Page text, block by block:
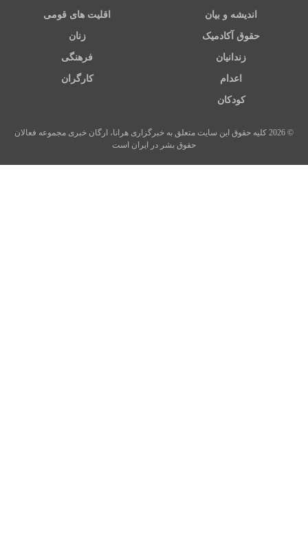
اندیشه و بیان اقلیت های قومی
حقوق آکادمیک زنان
زندانیان فرهنگی
اعدام کارگران
کودکان
© 2026 کلیه حقوق این سایت متعلق به خبرگزاری هرانا، ارگان خبری مجموعه فعالان
حقوق بشر در ایران است